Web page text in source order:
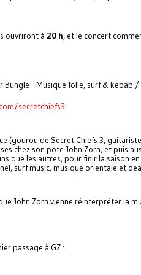
ouvriront à 20 h, et le concert
Bungle - Musique folle, surf & kebab
secretchiefs3
(gourou de Secret Chiefs 3,
chez son pote John Zorn, et puis
que les autres, pour finir la saison
surf music, musique orientale et
John Zorn vienne réinterpréter la
passage à GZ :